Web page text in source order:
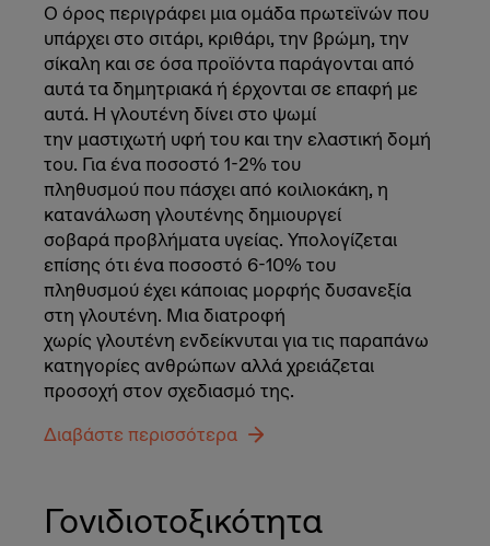
Ο όρος περιγράφει μια ομάδα πρωτεϊνών που
υπάρχει στο σιτάρι, κριθάρι, την βρώμη, την
σίκαλη και σε όσα προϊόντα παράγονται από
αυτά τα δημητριακά ή έρχονται σε επαφή με
αυτά. Η γλουτένη δίνει στο ψωμί
την μαστιχωτή υφή του και την ελαστική δομή
του. Για ένα ποσοστό 1-2% του
πληθυσμού που πάσχει από κοιλιοκάκη, η
κατανάλωση γλουτένης δημιουργεί
σοβαρά προβλήματα υγείας. Υπολογίζεται
επίσης ότι ένα ποσοστό 6-10% του
πληθυσμού έχει κάποιας μορφής δυσανεξία
στη γλουτένη. Μια διατροφή
χωρίς γλουτένη ενδείκνυται για τις παραπάνω
κατηγορίες ανθρώπων αλλά χρειάζεται
προσοχή στον σχεδιασμό της.
Διαβάστε περισσότερα
Γονιδιοτοξικότητα